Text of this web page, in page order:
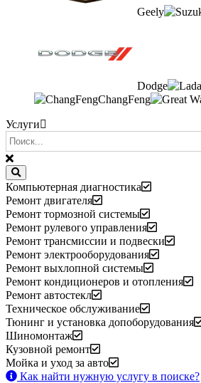
Geely
Dodge
ChangFeng
Услуги
Компьютерная диагностика
Ремонт двигателя
Ремонт тормозной системы
Ремонт рулевого управления
Ремонт трансмиссии и подвески
Ремонт электрооборудования
Ремонт выхлопной системы
Ремонт кондиционеров и отопления
Ремонт автостекл
Техническое обслуживание
Тюнинг и установка допоборудования
Шиномонтаж
Кузовной ремонт
Мойка и уход за авто
Как найти нужную услугу в поиске?